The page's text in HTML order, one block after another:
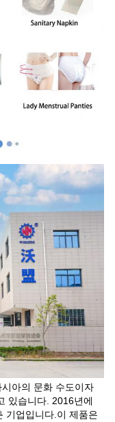
아의 문화 수도이자
있습니다. 2016년에
기업입니다.이 제품은